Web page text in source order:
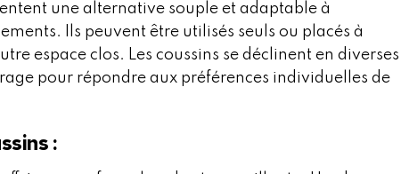
une alternative souple et adaptable à
Ils peuvent être utilisés seuls ou placés à
espace clos. Les coussins se déclinent en diverses
pour répondre aux préférences individuelles de
: